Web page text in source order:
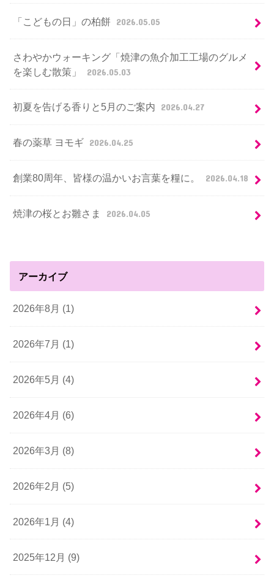
「こどもの日」の柏餅 2026.05.05
さわやかウォーキング「焼津の魚介加工工場のグルメ
を楽しむ散策」
2026.05.03
初夏を告げる香りと5月のご案内 2026.04.27
春の薬草 ヨモギ 2026.04.25
創業80周年、皆様の温かいお言葉を糧に。 2026.04.18
焼津の桜とお雛さま 2026.04.05
アーカイブ
2026年8月 (1)
2026年7月 (1)
2026年5月 (4)
2026年4月 (6)
2026年3月 (8)
2026年2月 (5)
2026年1月 (4)
2025年12月 (9)